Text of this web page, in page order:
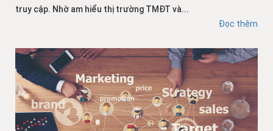
truy cập. Nhờ am hiểu thị trường TMĐT và...
Đọc thêm